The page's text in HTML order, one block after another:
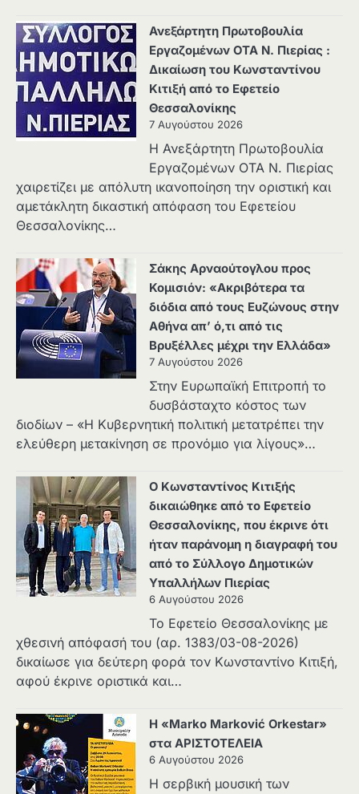
Ανεξάρτητη Πρωτοβουλία
Εργαζομένων ΟΤΑ Ν. Πιερίας :
Δικαίωση του Κωνσταντίνου
Κιτιξή από το Εφετείο
Θεσσαλονίκης
7 Αυγούστου 2026
Η Ανεξάρτητη Πρωτοβουλία
Εργαζομένων ΟΤΑ Ν. Πιερίας
χαιρετίζει με απόλυτη ικανοποίηση την οριστική και
αμετάκλητη δικαστική απόφαση του Εφετείου
Θεσσαλονίκης…
Σάκης Αρναούτογλου προς
Κομισιόν: «Ακριβότερα τα
διόδια από τους Ευζώνους στην
Αθήνα απ’ ό,τι από τις
Βρυξέλλες μέχρι την Ελλάδα»
7 Αυγούστου 2026
Στην Ευρωπαϊκή Επιτροπή το
δυσβάσταχτο κόστος των
διοδίων – «Η Κυβερνητική πολιτική μετατρέπει την
ελεύθερη μετακίνηση σε προνόμιο για λίγους»…
Ο Κωνσταντίνος Κιτιξής
δικαιώθηκε από το Εφετείο
Θεσσαλονίκης, που έκρινε ότι
ήταν παράνομη η διαγραφή του
από το Σύλλογο Δημοτικών
Υπαλλήλων Πιερίας
6 Αυγούστου 2026
Το Εφετείο Θεσσαλονίκης με
χθεσινή απόφασή του (αρ. 1383/03-08-2026)
δικαίωσε για δεύτερη φορά τον Κωνσταντίνο Κιτιξή,
αφού έκρινε οριστικά και…
Η «Marko Marković Orkestar»
στα ΑΡΙΣΤΟΤΕΛΕΙΑ
6 Αυγούστου 2026
Η σερβική μουσική των